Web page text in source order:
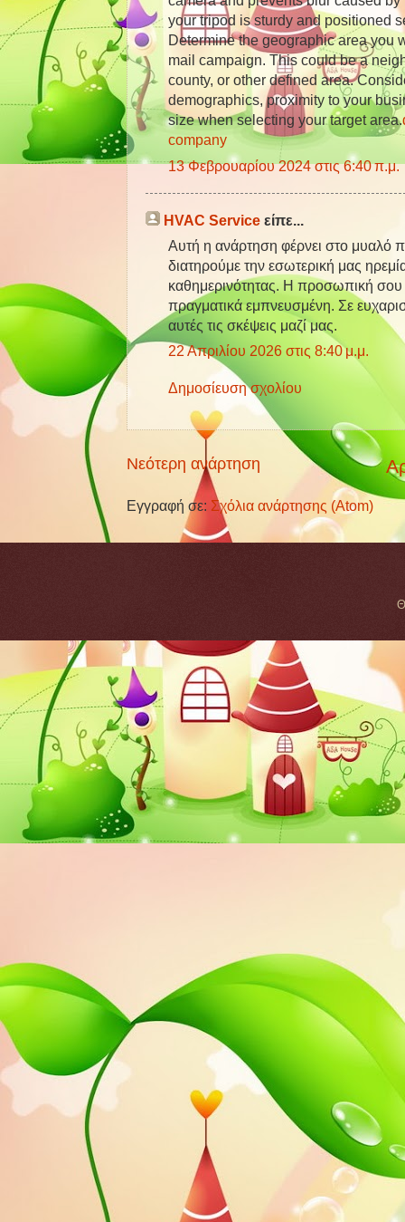
your tripod is sturdy and positioned
Determine the geographic area you
mail campaign. This could be a
county, or other defined area.
demographics, proximity to your
size when selecting your target area.
company
13 Φεβρουαρίου 2024 στις 6:40 π.μ.
HVAC Service είπε...
Αυτή η ανάρτηση φέρνει στο μυαλό
διατηρούμε την εσωτερική μας
καθημερινότητας. Η προσωπική σου
πραγματικά εμπνευσμένη. Σε
αυτές τις σκέψεις μαζί μας.
22 Απριλίου 2026 στις 8:40 μ.μ.
Δημοσίευση σχολίου
Νεότερη ανάρτηση
Εγγραφή σε: Σχόλια ανάρτησης (Atom)